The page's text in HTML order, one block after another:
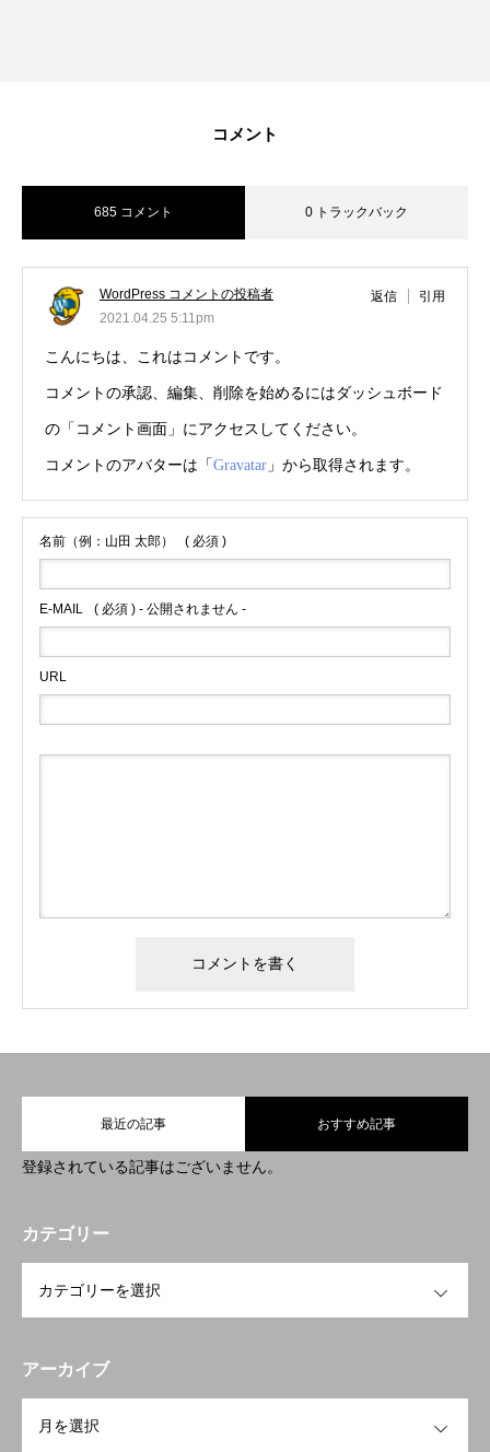
コメント
685 コメント 0 トラックバック
WordPress コメントの投稿者
2021.04.25 5:11pm
返信 引用
こんにちは、これはコメントです。
コメントの承認、編集、削除を始めるにはダッシュボード
の「コメント画面」にアクセスしてください。
コメントのアバターは「 Gravatar 」から取得されます。
名前（例：山田 太郎） ( 必須 )
E-MAIL ( 必須 ) - 公開されません -
URL
最近の記事 おすすめ記事
登録されている記事はございません。
カテゴリー
アーカイブ